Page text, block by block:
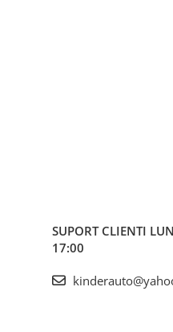
SUPORT CLIENTI
17:00